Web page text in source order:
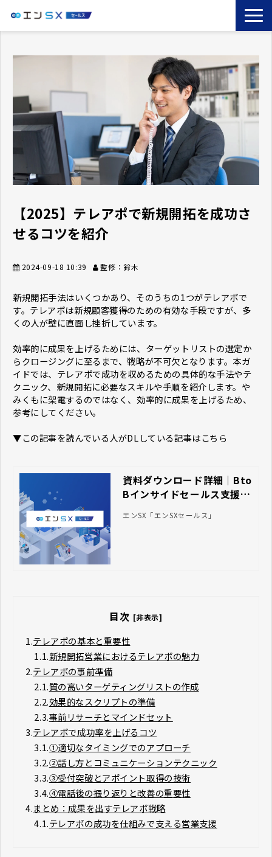
エンSXとは
サービス一覧
導入事例
お役立ちブログ
セミナー
コラム
【2025】テレアポで新規開拓を成功さ
せるコツを紹介
2024-09-18 10:39 監修：鈴木
新規開拓手法はいくつかあり、そのうちの1つがテレアポで
す。テレアポは新規顧客獲得のための有効な手段ですが、多
くの人が壁に直面し挫折しています。
効率的に成果を上げるためには、ターゲットリストの選定か
らクロージングに至るまで、戦略が不可欠となります。本ガ
イドでは、テレアポで成功を収めるための具体的な手法やテ
クニック、新規開拓に必要なスキルや手順を紹介します。や
みくもに架電するのではなく、効率的に成果を上げるため、
参考にしてください。
▼この記事を読んでいる人がDLしている記事はこちら
資料ダウンロード詳細｜Bto
Bインサイドセールス支援の
株式会社
エンSX「エンSXセールス」
目次 [非表示]
1.テレアポの基本と重要性
1.1.新規開拓営業におけるテレアポの魅力
2.テレアポの事前準備
2.1.質の高いターゲティングリストの作成
2.2.効果的なスクリプトの準備
2.3.事前リサーチとマインドセット
3.テレアポで成功率を上げるコツ
3.1.①適切なタイミングでのアプローチ
3.2.②話し方とコミュニケーションテクニック
3.3.③受付突破とアポイント取得の技術
3.4.④電話後の振り返りと改善の重要性
4.まとめ​​​​​​​：成果を出すテレアポ戦略
4.1.テレアポの成功を仕組みで支える営業支援